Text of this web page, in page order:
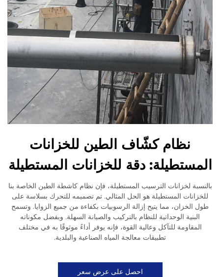
نظام كشّاف الطين للخزانات
المستطيلة: دقة للخزانات المستطيلة
بالنسبة لخزانات الترسيب المستطيلة، فإن نظام كاشطة الطين الخاصة بنا
للخزانات المستطيلة هو الحل المثالي. تم تصميمه للتحرك بسلاسة على
طول الخزان، مما يتيح إزالة الرسوبيات بكفاءة من جميع الزوايا. وتسمح
البنية الوحداتية للنظام بالتركيب والصيانة السهلة. وبفضل مكوناته
المقاومة للتآكل وعالية القوة، فإنه يوفر أداءً موثوقًا به في مختلف
تطبيقات معالجة المياه الصناعية والبلدية.
احصل على عرض سعر